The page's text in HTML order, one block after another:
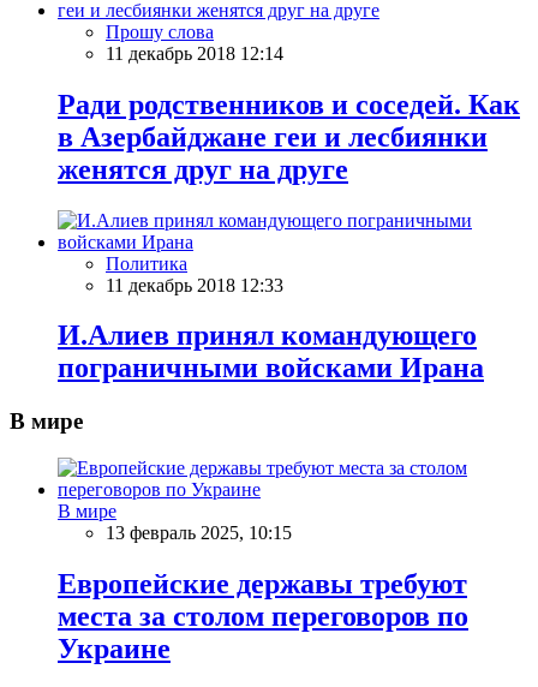
Прошу слова
11 декабрь 2018 12:14
Ради родственников и соседей. Как
в Азербайджане геи и лесбиянки
женятся друг на друге
Политика
11 декабрь 2018 12:33
И.Алиев принял командующего
пограничными войсками Ирана
В мире
В мире
13 февраль 2025, 10:15
Европейские державы требуют
места за столом переговоров по
Украине